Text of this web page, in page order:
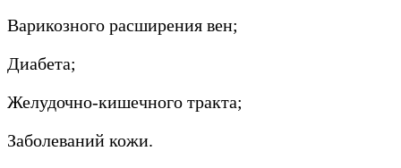
Варикозного расширения вен;
Диабета;
Желудочно-кишечного тракта;
Заболеваний кожи.